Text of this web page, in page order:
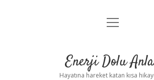
Anasayfa
Yasal Uyarı
menüyü
Enerji Dolu
Hayatına hareket katan kısa